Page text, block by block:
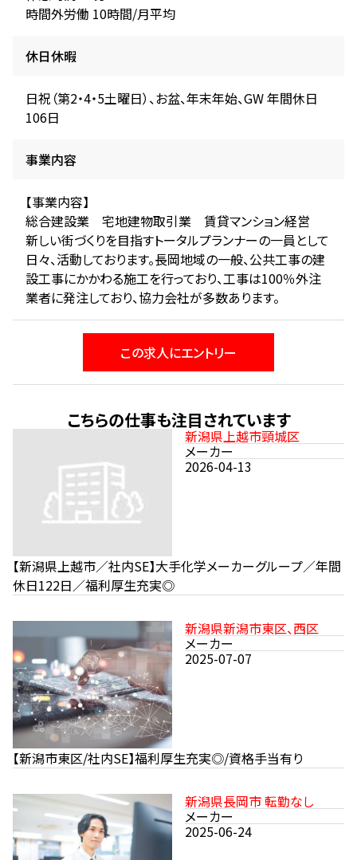
時間外労働 10時間/月平均
休日休暇
日祝（第2・4・5土曜日）、お盆、年末年始、GW 年間休日
106日
事業内容
【事業内容】
総合建設業 宅地建物取引業 賃貸マンション経営
新しい街づくりを目指すトータルプランナーの一員として
日々、活動しております。長岡地域の一般、公共工事の建
設工事にかかわる施工を行っており、工事は100％外注
業者に発注しており、協力会社が多数あります。
この求人にエントリー
こちらの仕事も注目されています
新潟県上越市頸城区
メーカー
2026-04-13
【新潟県上越市／社内SE】大手化学メーカーグループ／年間
休日122日／福利厚生充実◎
新潟県新潟市東区、西区
メーカー
2025-07-07
【新潟市東区/社内SE】福利厚生充実◎/資格手当有り
新潟県長岡市 転勤なし
メーカー
2025-06-24